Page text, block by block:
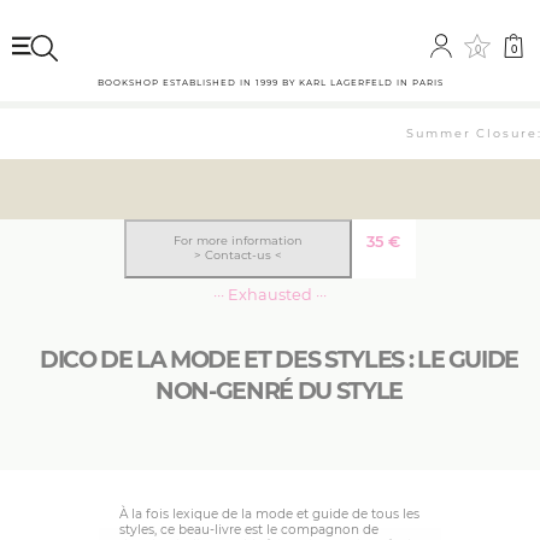
0 0
BOOKSHOP ESTABLISHED IN 1999 BY KARL LAGERFELD IN PARIS
Summer
DICO DE LA MODE ET DES STYLES : LE GUIDE
NON-GENRÉ DU STYLE
35€
For more information
> Contact-us <
··· Exhausted ···
À la fois lexique de la mode et guide de tous les
styles, ce beau-livre est le compagnon de